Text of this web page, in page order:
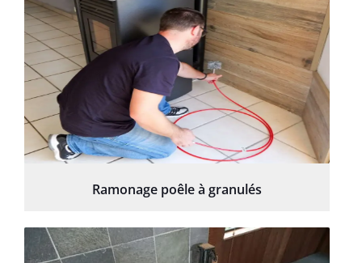
Ramonage poêle à granulés